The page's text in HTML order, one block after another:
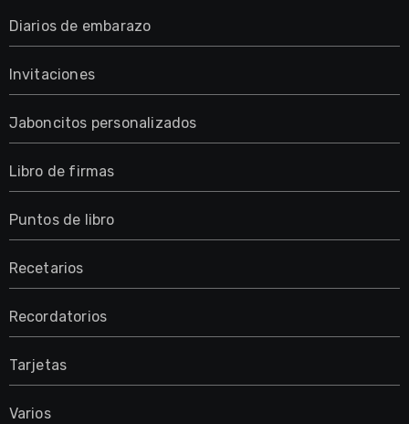
Diarios de embarazo
Invitaciones
Jaboncitos personalizados
Libro de firmas
Puntos de libro
Recetarios
Recordatorios
Tarjetas
Varios